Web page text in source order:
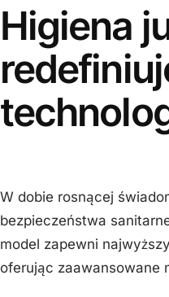
Higiena
W dobie rosnącej
bezpieczeństwa
model zapewni
oferując zaawansowane